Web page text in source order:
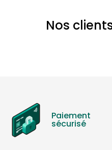
Nos
Paiement
sécurisé